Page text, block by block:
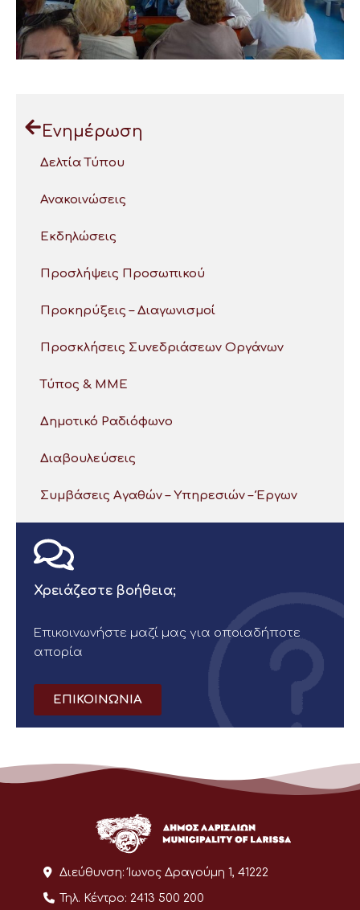
Ενημέρωση
Δελτία Τύπου
Ανακοινώσεις
Εκδηλώσεις
Προσλήψεις Προσωπικού
Προκηρύξεις – Διαγωνισμοί
Προσκλήσεις Συνεδριάσεων Οργάνων
Τύπος & ΜΜΕ
Δημοτικό Ραδιόφωνο
Διαβουλεύσεις
Συμβάσεις Αγαθών – Υπηρεσιών – Έργων
Χρειάζεστε βοήθεια;
Επικοινωνήστε μαζί μας για οποιαδήποτε
απορία
ΕΠΙΚΟΙΝΩΝΙΑ
Διεύθυνση: Ίωνος Δραγούμη 1, 41222
Τηλ. Κέντρο: 2413 500 200